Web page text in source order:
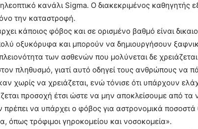
κανάλι Sigma. Ο διακεκριμένος
την καταστροφή.
κάποιος φόβος και σε ορισμένο βαθμό είναι
οξυκόρυφα και μπορούν να δημιουργήσουν
των ασθενών που μολύνεται δε
πληθυσμό, γιατί αυτό οδηγεί τους ανθρώπους να
χωρίς να χρειάζεται, ενώ τόνισε ότι υπάρχουν
προσοχή έτσι ώστε να μην αποκλείσουμε από
πρέπει να υπάρχει ο φόβος για αστρονομικά
όπως τρόφιμοι γηροκομείου και νοσοκομεία».